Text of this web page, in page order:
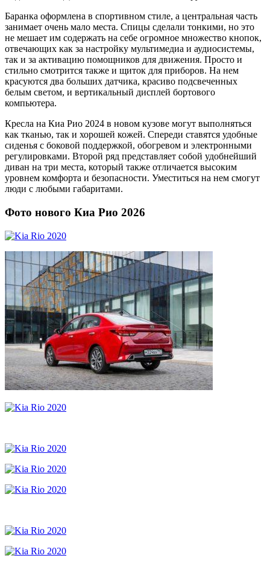
Баранка оформлена в спортивном стиле, а центральная часть
занимает очень мало места. Спицы сделали тонкими, но это
не мешает им содержать на себе огромное множество кнопок,
отвечающих как за настройку мультимедиа и аудиосистемы,
так и за активацию помощников для движения. Просто и
стильно смотрится также и щиток для приборов. На нем
красуются два больших датчика, красиво подсвеченных
белым светом, и вертикальный дисплей бортового
компьютера.
Кресла на Киа Рио 2024 в новом кузове могут выполняться
как тканью, так и хорошей кожей. Спереди ставятся удобные
сиденья с боковой поддержкой, обогревом и электронными
регулировками. Второй ряд представляет собой удобнейший
диван на три места, который также отличается высоким
уровнем комфорта и безопасности. Уместиться на нем смогут
люди с любыми габаритами.
Фото нового Киа Рио 2026